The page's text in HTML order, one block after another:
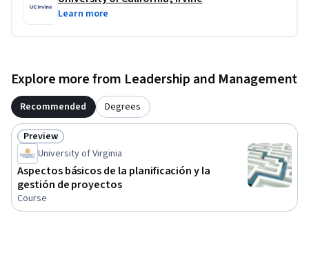
Learn more
Explore more from Leadership and Management
Recommended Degrees
Status: Preview
Preview
University of Virginia
Aspectos básicos de la planificación y la
gestión de proyectos
Course